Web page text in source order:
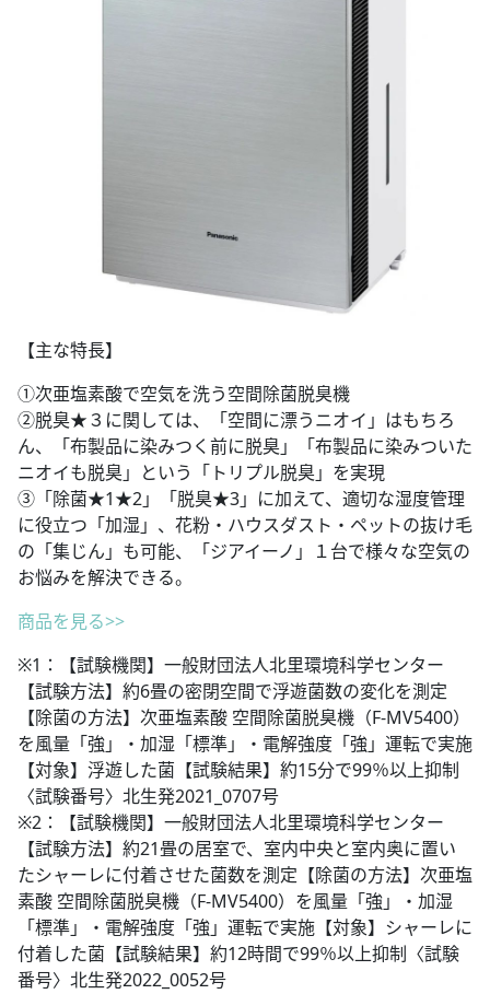
【主な特長】
①次亜塩素酸で空気を洗う空間除菌脱臭機
②脱臭★３に関しては、「空間に漂うニオイ」はもちろ
ん、「布製品に染みつく前に脱臭」「布製品に染みついた
ニオイも脱臭」という「トリプル脱臭」を実現
③「除菌★1★2」「脱臭★3」に加えて、適切な湿度管理
に役立つ「加湿」、花粉・ハウスダスト・ペットの抜け毛
の「集じん」も可能、「ジアイーノ」１台で様々な空気の
お悩みを解決できる。
商品を見る>>
※1：【試験機関】一般財団法人北里環境科学センター
【試験方法】約6畳の密閉空間で浮遊菌数の変化を測定
【除菌の方法】次亜塩素酸 空間除菌脱臭機（F-MV5400）
を風量「強」・加湿「標準」・電解強度「強」運転で実施
【対象】浮遊した菌【試験結果】約15分で99％以上抑制
〈試験番号〉北生発2021_0707号
※2：【試験機関】一般財団法人北里環境科学センター
【試験方法】約21畳の居室で、室内中央と室内奥に置い
たシャーレに付着させた菌数を測定【除菌の方法】次亜塩
素酸 空間除菌脱臭機（F-MV5400）を風量「強」・加湿
「標準」・電解強度「強」運転で実施【対象】シャーレに
付着した菌【試験結果】約12時間で99％以上抑制〈試験
番号〉北生発2022_0052号